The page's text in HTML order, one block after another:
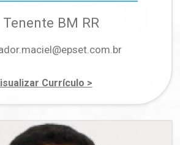
Tenente BM RR
Currículo >sobre Salvador